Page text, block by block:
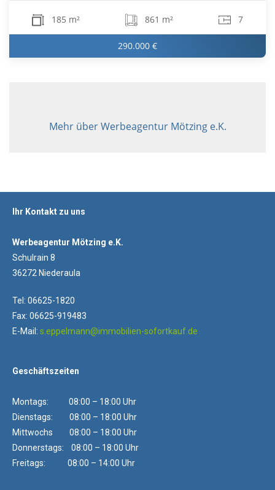
185 m² 861 m² 7
290.000 €
Mehr über Werbeagentur Mötzing e.K.
Ihr Kontakt zu uns
Werbeagentur Mötzing e.K.
Schulrain 8
36272 Niederaula
Tel: 06625-1820
Fax: 06625-919483
E-Mail: s.eppelmann@immobilien-sofortkauf.de
Geschäftszeiten
Montags: 08:00 – 18:00 Uhr
Dienstags: 08:00 – 18:00 Uhr
Mittwochs 08:00 – 18:00 Uhr
Donnerstags: 08:00 – 18:00 Uhr
Freitags: 08:00 – 14:00 Uhr